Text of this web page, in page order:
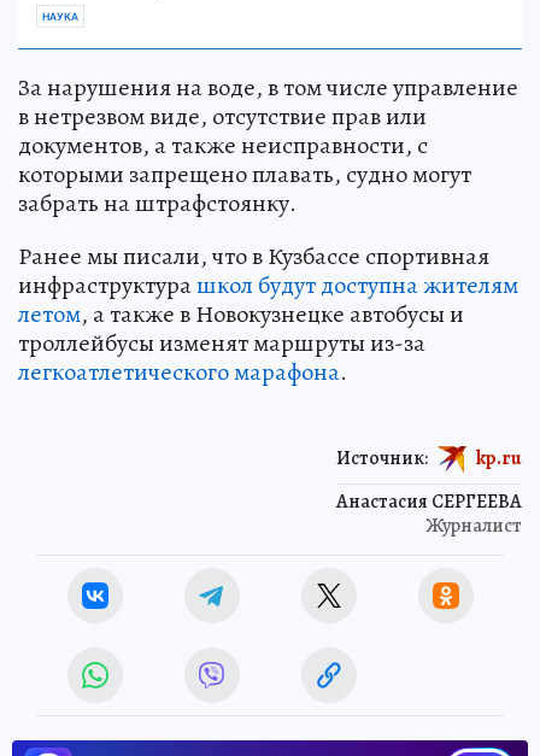
НАУКА
За нарушения на воде, в том числе управление
в нетрезвом виде, отсутствие прав или
документов, а также неисправности, с
которыми запрещено плавать, судно могут
забрать на штрафстоянку.
Ранее мы писали, что в Кузбассе спортивная
инфраструктурашкол будут доступна жителям
летом, а также в Новокузнецке автобусы и
троллейбусы изменят маршруты из-за
легкоатлетического марафона.
Анастасия СЕРГЕЕВА
Журналист
Источник: kp.ru